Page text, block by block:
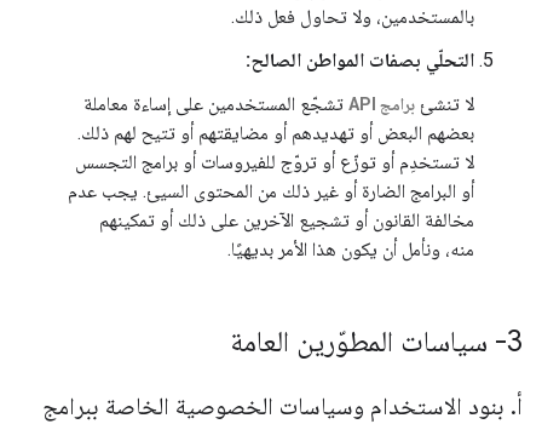
بالمستخدمين، ولا تحاول فعل ذلك.
التحلّي بصفات المواطن الصالح:
لا تنشئ برامج API
تشجّع المستخدمين على إساءة معاملة
بعضهم البعض أو تهديدهم أو مضايقتهم أو تتيح لهم ذلك.
لا تستخدِم أو توزّع أو تروّج للفيروسات أو برامج التجسس
أو البرامج الضارة أو غير ذلك من المحتوى السيئ. يجب عدم
مخالفة القانون أو تشجيع الآخرين على ذلك أو تمكينهم
منه، ونأمل أن يكون هذا الأمر بديهيًا.
3- سياسات المطوّرين العامة
أ. بنود الاستخدام وسياسات الخصوصية الخاصة ببرامج